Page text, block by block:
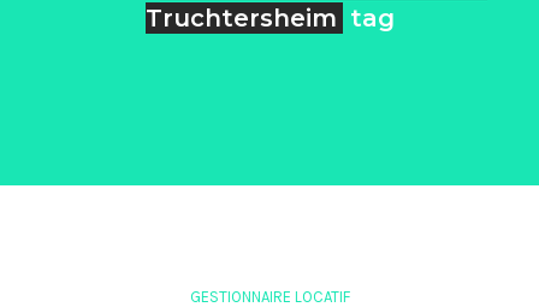
Truchtersheim tag
GESTIONNAIRE LOCATIF